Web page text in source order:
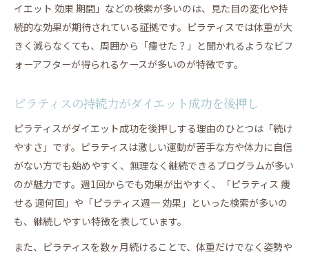
イエット 効果 期間」などの検索が多いのは、見た目の変化や持
続的な効果が期待されている証拠です。ピラティスでは体重が大
きく減らなくても、周囲から「痩せた？」と聞かれるようなビフ
ォーアフターが得られるケースが多いのが特徴です。
ピラティスの持続力がダイエット成功を後押し
ピラティスがダイエット成功を後押しする理由のひとつは「続け
やすさ」です。ピラティスは激しい運動が苦手な方や体力に自信
がない方でも始めやすく、無理なく継続できるプログラムが多い
のが魅力です。週1回からでも効果が出やすく、「ピラティス 痩
せる 週何回」や「ピラティス週一 効果」といった検索が多いの
も、継続しやすい特徴を表しています。
また、ピラティスを数ヶ月続けることで、体重だけでなく姿勢や